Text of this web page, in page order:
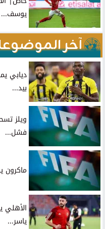
يوسف...
آخر
ديابي
بيد...
ويلز
فشل...
ماكرون
ياسر...